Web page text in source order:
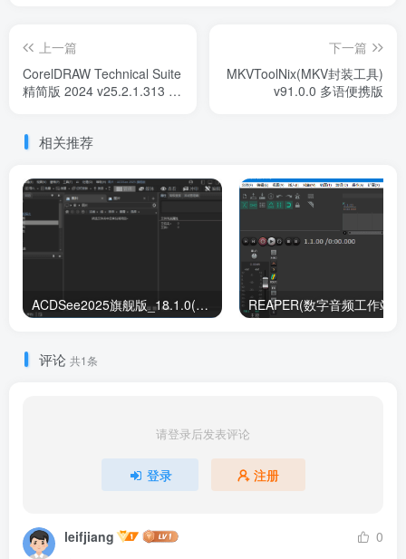
上一篇
CorelDRAW Technical Suite
精简版 2024 v25.2.1.313 直
下一篇
MKVToolNix(MKV封装工具)
v91.0.0 多语便携版
相关推荐
ACDSee2025旗舰版_18.1.0(4080) 官方简体中文破解版
评论 共1条
请登录后发表评论
登录 注册
leifjiang
0